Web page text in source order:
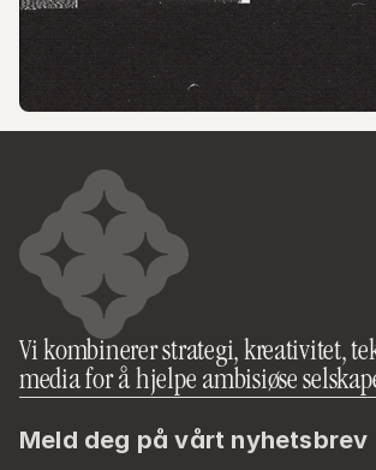
Vi kombinerer strategi, kreativitet,
media for å hjelpe ambisiøse
Meld deg på vårt nyhetsbrev